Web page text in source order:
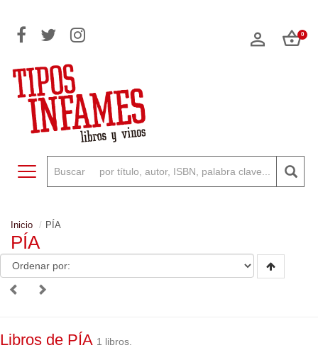
0
Toggle navigation
Inicio PÍA
PÍA
Libros de PÍA 1 libros.